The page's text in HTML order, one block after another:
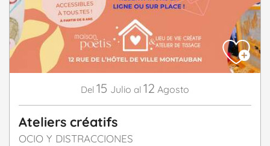
Del 15 Julio al 12 Agosto
Ateliers créatifs
OCIO Y DISTRACCIONES